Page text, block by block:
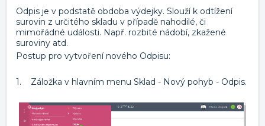
Odpis je v podstatě obdoba výdejky. Slouží k odtížení
surovin z určitého skladu v případě nahodilé, či
mimořádné události. Např. rozbité nádobí, zkažené
suroviny atd.
Postup pro vytvoření nového Odpisu:
1. Záložka v hlavním menu Sklad - Nový pohyb - Odpis.